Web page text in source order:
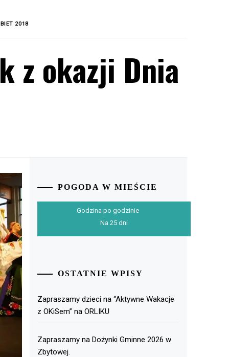
2018
z okazji Dnia
POGODA W MIEŚCIE
Godzina po godzinie
Na 25 dni
OSTATNIE WPISY
Zapraszamy dzieci na “Aktywne Wakacje
z OKiSem” na ORLIKU
Zapraszamy na Dożynki Gminne 2026 w
Zbytowej.